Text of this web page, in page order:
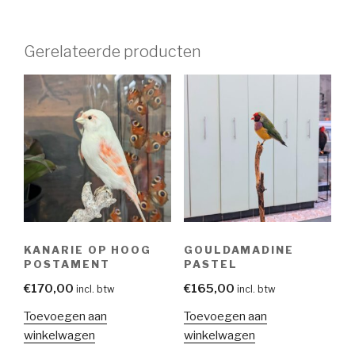
Gerelateerde producten
KANARIE OP HOOG
POSTAMENT
€170,00 incl. btw
Toevoegen aan
winkelwagen
GOULDAMADINE
PASTEL
€165,00 incl. btw
Toevoegen aan
winkelwagen